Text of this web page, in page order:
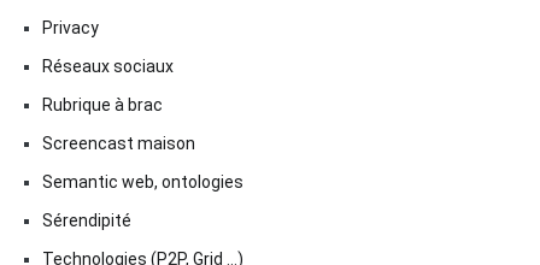
Privacy
Réseaux sociaux
Rubrique à brac
Screencast maison
Semantic web, ontologies
Sérendipité
Technologies (P2P, Grid …)